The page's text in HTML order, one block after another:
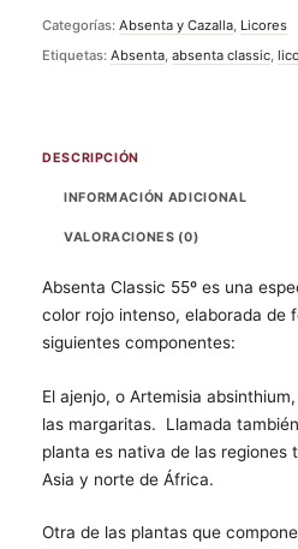
Categorías: Absenta y Cazalla Licores
Etiquetas: Absenta absenta classic
DESCRIPCIÓN
INFORMACIÓN ADICIONAL
VALORACIONES (0)
Absenta Classic 55º es una
color rojo intenso, elaborada de
siguientes componentes:
El ajenjo, o Artemisia
las margaritas. Llamada
planta es nativa de las regiones
Asia y norte de África.
Otra de las plantas que